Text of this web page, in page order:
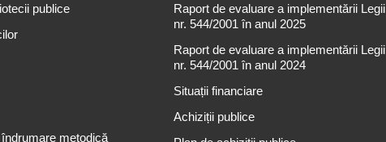
publice
metodică
Raport de evaluare a implementării Legii
nr. 544/2001 în anul 2025
Raport de evaluare a implementării Legii
nr. 544/2001 în anul 2024
Situații financiare
Achiziții publice